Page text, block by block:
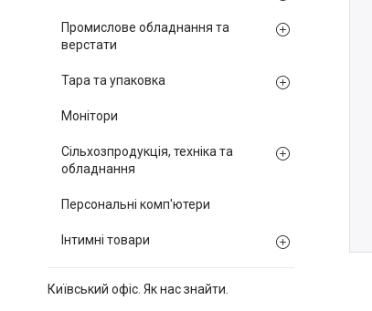
Промислове обладнання та
верстати
Тара та упаковка
Монітори
Сільхозпродукція, техніка та
обладнання
Персональні комп'ютери
Інтимні товари
Київський офіс. Як нас знайти.